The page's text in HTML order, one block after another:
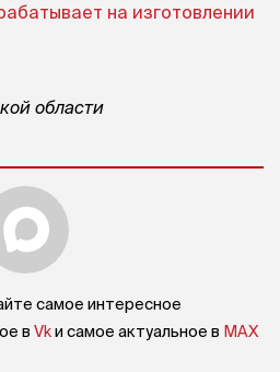
на изготовлении
области
самое интересное
в Vkи самое актуальное в MAX